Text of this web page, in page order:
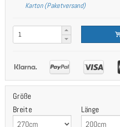
Karton (Paketversand)
Größe
Breite
Länge